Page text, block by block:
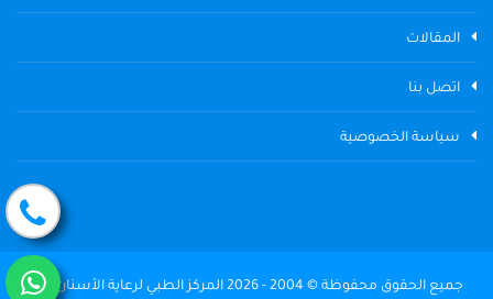
المقالات
اتصل بنا
سياسة الخصوصية
جميع الحقوق محفوظة © 2004 - 2026 المركز الطبي لرعاية الأسنان The